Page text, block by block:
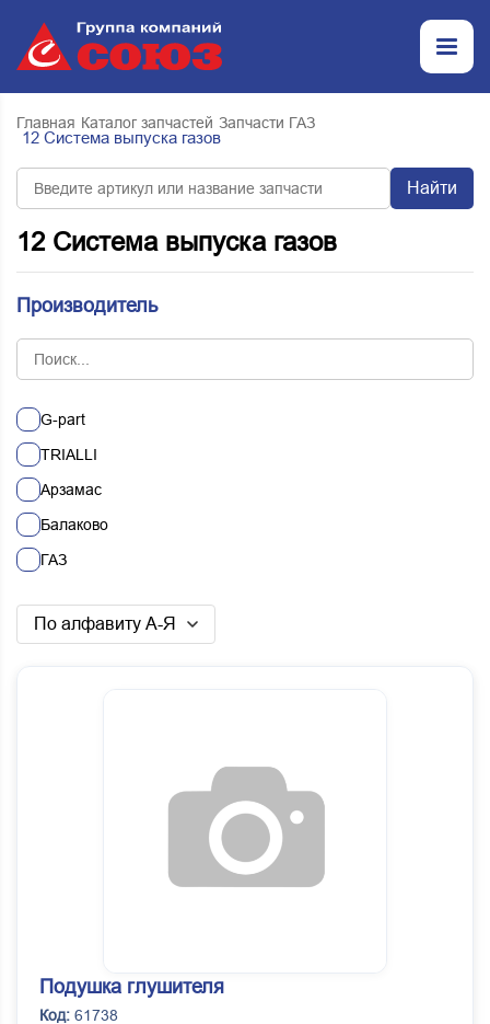
Главная Каталог запчастей Запчасти ГАЗ
12 Система выпуска газов
Найти
12 Система выпуска газов
Производитель
G-part
TRIALLI
Арзамас
Балаково
ГАЗ
Смежники (ПИ)
По алфавиту А-Я
Подушка глушителя
Код: 61738